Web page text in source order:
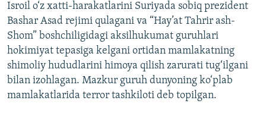
Isroil o‘z xatti-harakatlarini Suriyada sobiq prezident
Bashar Asad rejimi qulagani va “Hay’at Tahrir ash-
Shom” boshchiligidagi aksilhukumat guruhlari
hokimiyat tepasiga kelgani ortidan mamlakatning
shimoliy hududlarini himoya qilish zarurati tug‘ilgani
bilan izohlagan. Mazkur guruh dunyoning ko‘plab
mamlakatlarida terror tashkiloti deb topilgan.